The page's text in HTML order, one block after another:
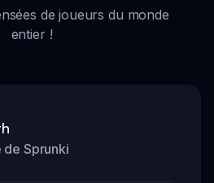
de joueurs du monde
entier !
de Sprunki